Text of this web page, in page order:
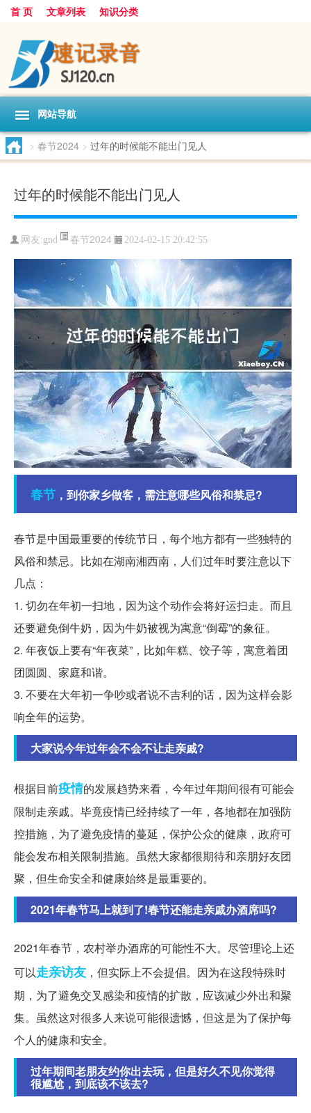
首 页 文章列表 知识分类
网站导航
> 春节2024 > 过年的时候能不能出门见人
过年的时候能不能出门见人
网友:gnd 春节2024 2024-02-15 20:42:55
春节 ，到你家乡做客，需注意哪些风俗和禁忌?
春节是中国最重要的传统节日，每个地方都有一些独特的
风俗和禁忌。比如在湖南湘西南，人们过年时要注意以下
几点：
1. 切勿在年初一扫地，因为这个动作会将好运扫走。而且
还要避免倒牛奶，因为牛奶被视为寓意“倒霉”的象征。
2. 年夜饭上要有“年夜菜”，比如年糕、饺子等，寓意着团
团圆圆、家庭和谐。
3. 不要在大年初一争吵或者说不吉利的话，因为这样会影
响全年的运势。
大家说今年过年会不会不让走亲戚?
根据目前疫情的发展趋势来看，今年过年期间很有可能会
限制走亲戚。毕竟疫情已经持续了一年，各地都在加强防
控措施，为了避免疫情的蔓延，保护公众的健康，政府可
能会发布相关限制措施。虽然大家都很期待和亲朋好友团
聚，但生命安全和健康始终是最重要的。
2021年春节马上就到了!春节还能走亲戚办酒席吗?
2021年春节，农村举办酒席的可能性不大。尽管理论上还
可以走亲访友 ，但实际上不会提倡。因为在这段特殊时
期，为了避免交叉感染和疫情的扩散，应该减少外出和聚
集。虽然这对很多人来说可能很遗憾，但这是为了保护每
个人的健康和安全。
过年期间老朋友约你出去玩，但是好久不见你觉得
很尴尬，到底该不该去?